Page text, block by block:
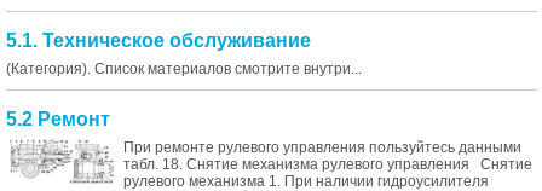
5.1. Техническое обслуживание
(Категория). Список материалов смотрите внутри...
5.2 Ремонт
При ремонте рулевого управления пользуйтесь данными
табл. 18. Снятие механизма рулевого управления Снятие
рулевого механизма 1. При наличии гидроусилителя